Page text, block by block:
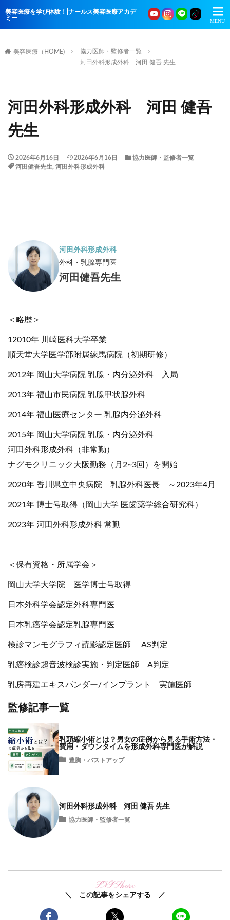
美容医療を学び体験！|ナールス美容医療アカデ
ミー
美容医療（HOME)
協力医師・監修者一覧
河田外科形成外科 河田 健吾 先生
河田外科形成外科 河田 健吾
先生
2026年6月16日 2026年6月16日
協力医師・監修者一覧
河田健吾先生, 河田外科形成外科
河田外科形成外科
外科・乳腺専門医
河田健吾先生
＜略歴＞
12010年 川崎医科大学卒業
順天堂大学医学部附属練馬病院（初期研修）
2012年 岡山大学病院 乳腺・内分泌外科 入局
2013年 福山市民病院 乳腺甲状腺外科
2014年 福山医療センター 乳腺内分泌外科
2015年 岡山大学病院 乳腺・内分泌外科
河田外科形成外科（非常勤）
ナグモクリニック大阪勤務（月2~3回）を開始
2020年 香川県立中央病院 乳腺外科医長 ～2023年4月
2021年 博士号取得（岡山大学 医歯薬学総合研究科）
2023年 河田外科形成外科 常勤
＜保有資格・所属学会＞
岡山大学大学院 医学博士号取得
日本外科学会認定外科専門医
日本乳癌学会認定乳腺専門医
検診マンモグラフィ読影認定医師 AS判定
乳癌検診超音波検診実施・判定医師 A判定
乳房再建エキスパンダー/インプラント 実施医師
監修記事一覧
乳頭縮小術とは？男女の症例から見る手術方法・
費用・ダウンタイムを形成外科専門医が解説
豊胸・バストアップ
河田外科形成外科 河田 健吾 先生
協力医師・監修者一覧
SNS Share
＼ この記事をシェアする ／